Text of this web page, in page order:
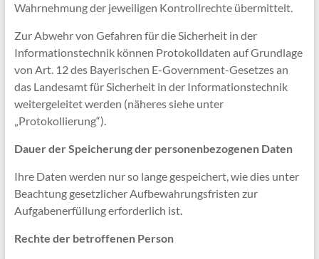
Wahrnehmung der jeweiligen Kontrollrechte übermittelt.
Zur Abwehr von Gefahren für die Sicherheit in der
Informationstechnik können Protokolldaten auf Grundlage
von Art. 12 des Bayerischen E-Government-Gesetzes an
das Landesamt für Sicherheit in der Informationstechnik
weitergeleitet werden (näheres siehe unter
„Protokollierung“).
Dauer der Speicherung der personenbezogenen Daten
Ihre Daten werden nur so lange gespeichert, wie dies unter
Beachtung gesetzlicher Aufbewahrungsfristen zur
Aufgabenerfüllung erforderlich ist.
Rechte der betroffenen Person